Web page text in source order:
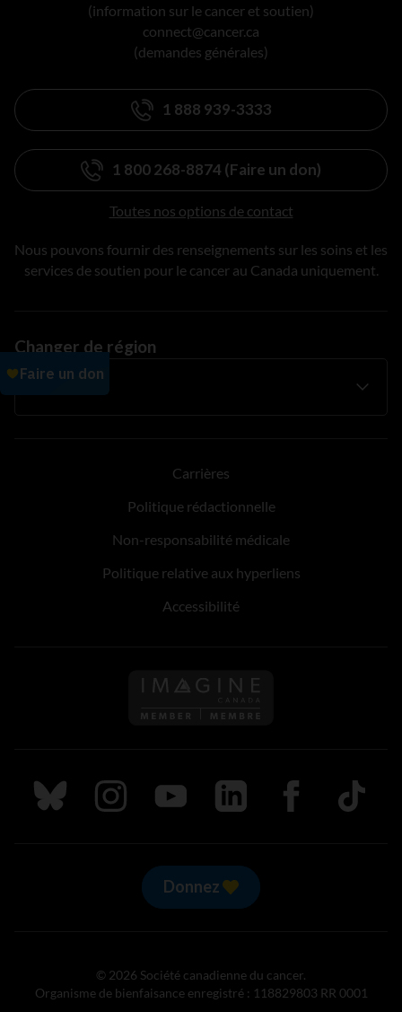
(information sur le cancer et soutien)
connect@cancer.ca
(demandes générales)
1 888 939-3333
1 800 268-8874 (Faire un don)
Toutes nos options de contact
Nous pouvons fournir des renseignements sur les soins et les
services de soutien pour le cancer au Canada uniquement.
Changer de région
Carrières
Politique rédactionnelle
Non-responsabilité médicale
Politique relative aux hyperliens
Accessibilité
Suivez nous sur Bluesky
Suivez nous sur Instagram
Suivez nous sur Youtube
Suivez nous sur LinkedIn
Suivez nous sur
TikTok
Donnez
© 2026 Société canadienne du cancer.
Organisme de bienfaisance enregistré : 118829803 RR 0001